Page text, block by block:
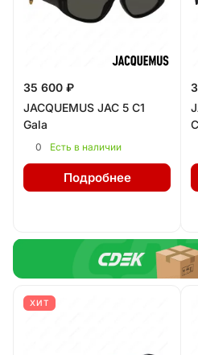
35 600 ₽
JACQUEMUS JAC 5 C1
Gala
0 Есть в наличии
Подробнее
ХИТ